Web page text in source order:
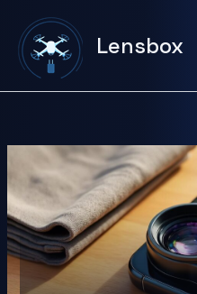
contenu
Lensbox